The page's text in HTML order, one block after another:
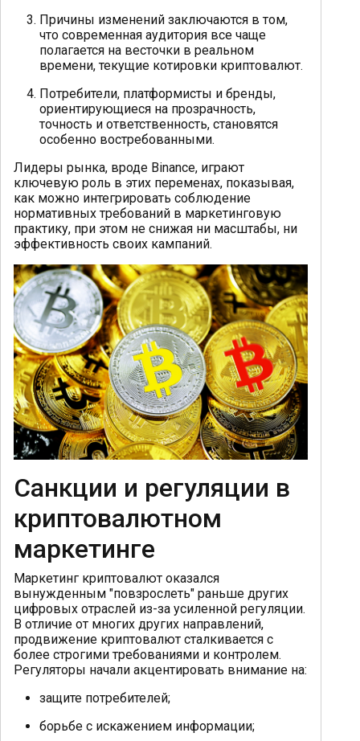
Причины изменений заключаются в том,
что современная аудитория все чаще
полагается на весточки в реальном
времени, текущие котировки криптовалют.
Потребители, платформисты и бренды,
ориентирующиеся на прозрачность,
точность и ответственность, становятся
особенно востребованными.
Лидеры рынка, вроде Binance, играют
ключевую роль в этих переменах, показывая,
как можно интегрировать соблюдение
нормативных требований в маркетинговую
практику, при этом не снижая ни масштабы, ни
эффективность своих кампаний.
Санкции и регуляции в
криптовалютном
маркетинге
Маркетинг криптовалют оказался
вынужденным "повзрослеть" раньше других
цифровых отраслей из-за усиленной регуляции.
В отличие от многих других направлений,
продвижение криптовалют сталкивается с
более строгими требованиями и контролем.
Регуляторы начали акцентировать внимание на:
защите потребителей;
борьбе с искажением информации;